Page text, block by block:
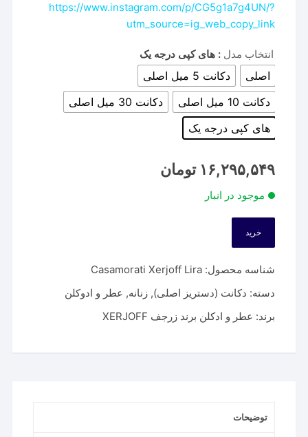
https://www.instagram.com/p/CG5g1a7g4UN/?
utm_source=ig_web_copy_link
انتخاب مدل : های کپی درجه یک
اصلی
دکانت 5 میل اصلی
دکانت 10 میل اصلی
دکانت 30 میل اصلی
های کپی درجه یک
۱۶,۲۹۵,۵۴۹ تومان
موجود در انبار
خرید
شناسه محصول:Casamorati Xerjoff Lira
دسته: دکانت (دستریز اصلی),زنانه, عطر و ادوکلن
برند: عطر و ادکلن برند زرجف XERJOFF
توضیحات